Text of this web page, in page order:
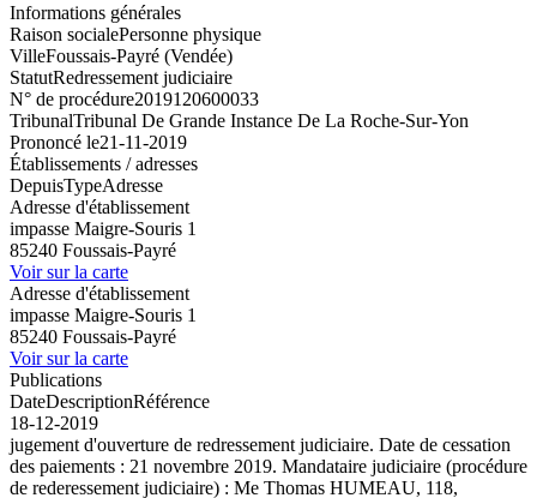
Informations générales
Raison socialePersonne physique
VilleFoussais-Payré (Vendée)
StatutRedressement judiciaire
N° de procédure2019120600033
TribunalTribunal De Grande Instance De La Roche-Sur-Yon
Prononcé le21-11-2019
Établissements / adresses
DepuisTypeAdresse
Adresse d'établissement
impasse Maigre-Souris 1
85240 Foussais-Payré
Voir sur la carte
Adresse d'établissement
impasse Maigre-Souris 1
85240 Foussais-Payré
Voir sur la carte
Publications
DateDescriptionRéférence
18-12-2019
jugement d'ouverture de redressement judiciaire. Date de cessation
des paiements : 21 novembre 2019. Mandataire judiciaire (procédure
de rederessement judiciaire) : Me Thomas HUMEAU, 118,